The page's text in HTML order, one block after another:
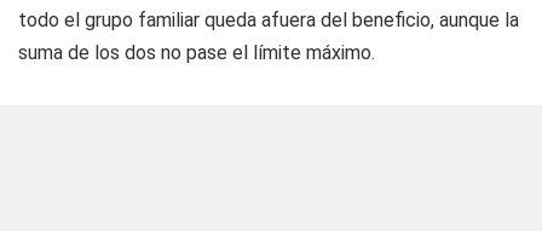
todo el grupo familiar queda afuera del beneficio, aunque la
suma de los dos no pase el límite máximo.